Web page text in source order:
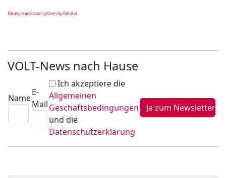
FaLang translation system by Faboba
VOLT-News nach Hause
Name
E-
Mail
Ich akzeptiere die
Allgemeinen
Geschäftsbedingungen
und die
Datenschutzerklärung